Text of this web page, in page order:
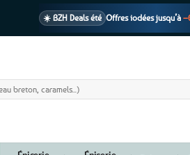
☀️ BZH Deals été Offres iodées jusqu’à